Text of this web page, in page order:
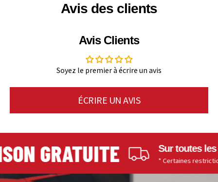
Avis des clients
Avis Clients
Soyez le premier à écrire un avis
ÉCRIRE UN AVIS
GRATUITE Sur toutes les
* Certaines restrictions